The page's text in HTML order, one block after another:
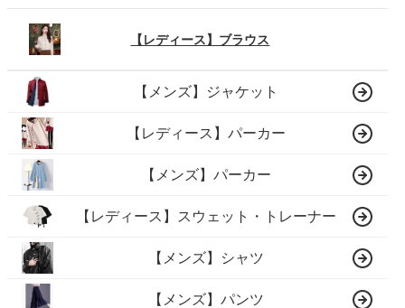
【レディース】ブラウス
【メンズ】ジャケット
【レディース】パーカー
【メンズ】パーカー
【レディース】スウェット・トレーナー
【メンズ】シャツ
【メンズ】パンツ